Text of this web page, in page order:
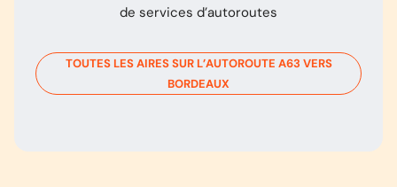
de services d’autoroutes
TOUTES LES AIRES SUR L’AUTOROUTE A63 VERS
BORDEAUX